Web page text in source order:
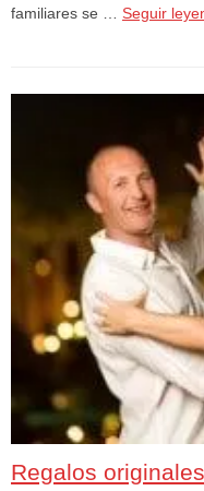
familiares se … Seguir
Regalos